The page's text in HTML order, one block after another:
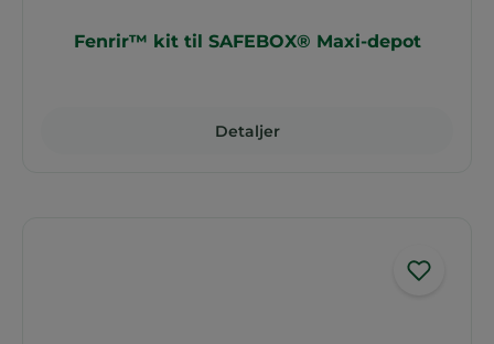
Fenrir™ kit til SAFEBOX® Maxi-depot
Detaljer